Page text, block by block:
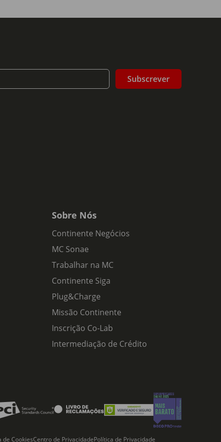
Subscrever
Sobre Nós
Continente Negócios
MC Sonae
Trabalhar na MC
Continente Siga
Plug&Charge
Missão Continente
Inscrição Co-Lab
Intermediação de Crédito
de CookiesCentro de PrivacidadePolítica de Privacidade